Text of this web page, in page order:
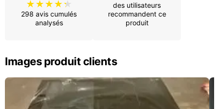
298 avis cumulés
analysés
des utilisateurs
recommandent ce
produit
Images produit clients